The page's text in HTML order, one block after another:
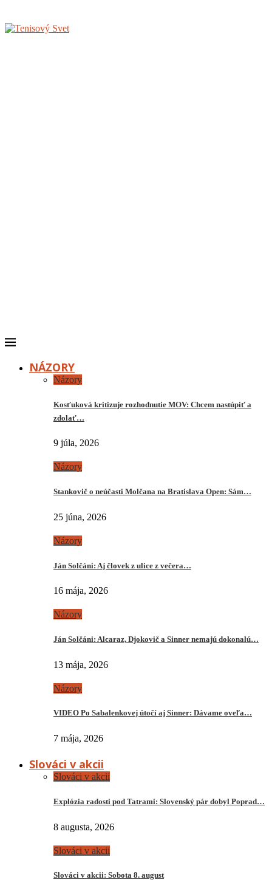
NÁZORY
Názory
Kosťuková kritizuje rozhodnutie MOV: Chcem nastúpiť a
zdolať…
9 júla, 2026
Názory
Stankovič o neúčasti Molčana na Bratislava Open: Sám…
25 júna, 2026
Názory
Ján Solčáni: Aj človek z ulice z večera…
16 mája, 2026
Názory
Ján Solčáni: Alcaraz, Djokovič a Sinner nemajú dokonalú…
13 mája, 2026
Názory
VIDEO Po Sabalenkovej útočí aj Sinner: Dávame oveľa…
7 mája, 2026
Slováci v akcii
Slováci v akcii
Explózia radosti pod Tatrami: Slovenský pár dobyl Poprad…
8 augusta, 2026
Slováci v akcii
Slováci v akcii: Sobota 8. august